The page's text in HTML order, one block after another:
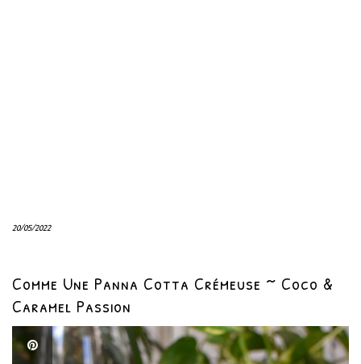
20/05/2022
Comme Une Panna Cotta Crémeuse ~ Coco &
Caramel Passion